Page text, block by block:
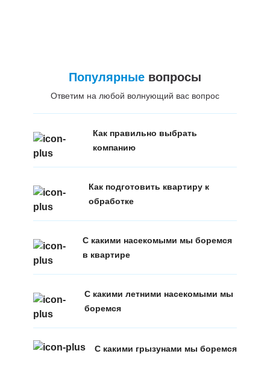
Популярныевопросы
Ответим на любой волнующий вас вопрос
Как правильно выбрать
компанию
Как подготовить квартиру к
обработке
С какими насекомыми мы боремся
в квартире
С какими летними насекомыми мы
боремся
С какими грызунами мы боремся